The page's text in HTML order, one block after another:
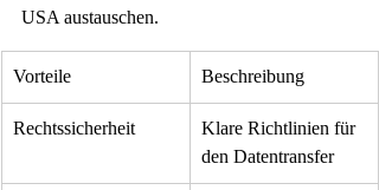
USA austauschen.
Vorteile Beschreibung
Rechtssicherheit
Klare Richtlinien für
den Datentransfer